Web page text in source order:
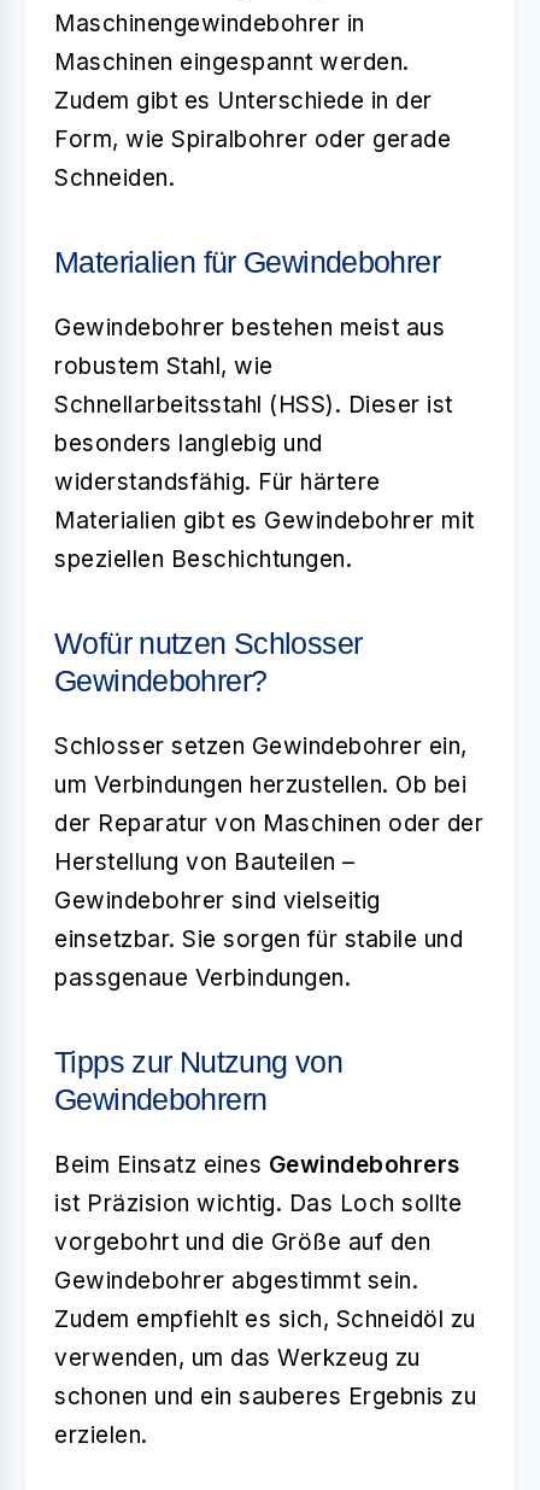
Maschinengewindebohrer in
Maschinen eingespannt werden.
Zudem gibt es Unterschiede in der
Form, wie Spiralbohrer oder gerade
Schneiden.
Materialien für Gewindebohrer
Gewindebohrer bestehen meist aus
robustem Stahl, wie
Schnellarbeitsstahl (HSS). Dieser ist
besonders langlebig und
widerstandsfähig. Für härtere
Materialien gibt es Gewindebohrer mit
speziellen Beschichtungen.
Wofür nutzen Schlosser
Gewindebohrer?
Schlosser setzen Gewindebohrer ein,
um Verbindungen herzustellen. Ob bei
der Reparatur von Maschinen oder der
Herstellung von Bauteilen –
Gewindebohrer sind vielseitig
einsetzbar. Sie sorgen für stabile und
passgenaue Verbindungen.
Tipps zur Nutzung von
Gewindebohrern
Beim Einsatz eines Gewindebohrers
ist Präzision wichtig. Das Loch sollte
vorgebohrt und die Größe auf den
Gewindebohrer abgestimmt sein.
Zudem empfiehlt es sich, Schneidöl zu
verwenden, um das Werkzeug zu
schonen und ein sauberes Ergebnis zu
erzielen.